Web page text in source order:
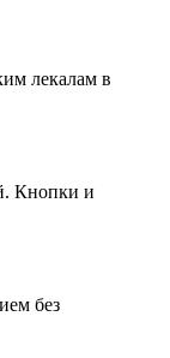
лекалам в
Кнопки и
без